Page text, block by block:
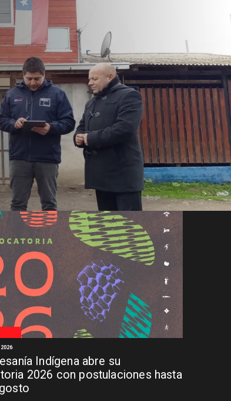
Indígena abre su
2026 con postulaciones hasta